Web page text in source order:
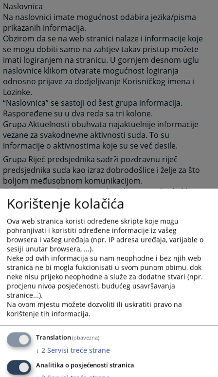
Naslovnica
Na naslovnici imate mogućnost odabira jezika/pisma
prikazanih informacija.
Obzirom da se na web stranici nalaze i informacije koje
se mogu dobiti samo na zahtjev takav pristup možete
imati logiranjem na stranicu. U gornjem desnom uglu
naslovnice klikom otvarate mogućnost logiranja
odnosno prijave za dodjeljivanje Korisničkog imena i
Lozinke.
“Naslovnica” se sastoji od šest grupa informacija.
Raspoređene su u dva reda sa tri kolone.
Grupa Aktuelnosti obuhvata najaktuelnije informacije
vezane za svakodnevne aktivnosti suda. To su
informacije o aktivnostima koje su se već desile.
Grupa Riječ predsjednika sadrži pozdravnu riječ
predsjednika suda kao izraz dobrodošlice i želje za što
boljom međusobnom komunikacijom.
Grupa Najava događaja predstavlja najavu budućih
događanja važnih za sud sa datumom događanja.
Grupa često postavljana pitanja prikazuje pitanja i
odgovore koji su najčešće postavljana sudu, a vezana
su za rad suda ili druge aktivnosti vezane za sam sud.
Grupa Raspored suđenja prikazuje detaljne informacije
o suđenjima u sudu za određeni vremenski period.
Grupa Vijesti iz pravosuđa obuhvata informacije koje
su vezane za pravosuđe BiH u cjelini.
Unutar svih grupa starije novosti i informacije osim
onih koje su na naslovnici nisu zbrisane. Klikom na riječ
“više” prebaciti će vas arhivu aktuelnosti ili drugih
informacija.
Rad suda
Klikom na Rad suda otvoriti će vam se web stranicama
sa svim novostima (arhivom) koje su vezane za rad
suda.
Korištenje kolačića
Ova web stranica koristi određene skripte koje mogu
pohranjivati i koristiti određene informacije iz vašeg
browsera i vašeg uređaja (npr. IP adresa uređaja, varijable o
sesiji unutar browsera, ...).
Neke od ovih informacija su nam neophodne i bez njih web
stranica ne bi mogla fukcionisati u svom punom obimu, dok
neke nisu prijeko neophodne a služe za dodatne stvari (npr.
procjenu nivoa posjećenosti, budućeg usavršavanja
stranice...).
Na ovom mjestu možete dozvoliti ili uskratiti pravo na
korištenje tih informacija.
Translation(obavezna)
↓ 2 Servisi treće strane
Analitika o posjećenosti stranica